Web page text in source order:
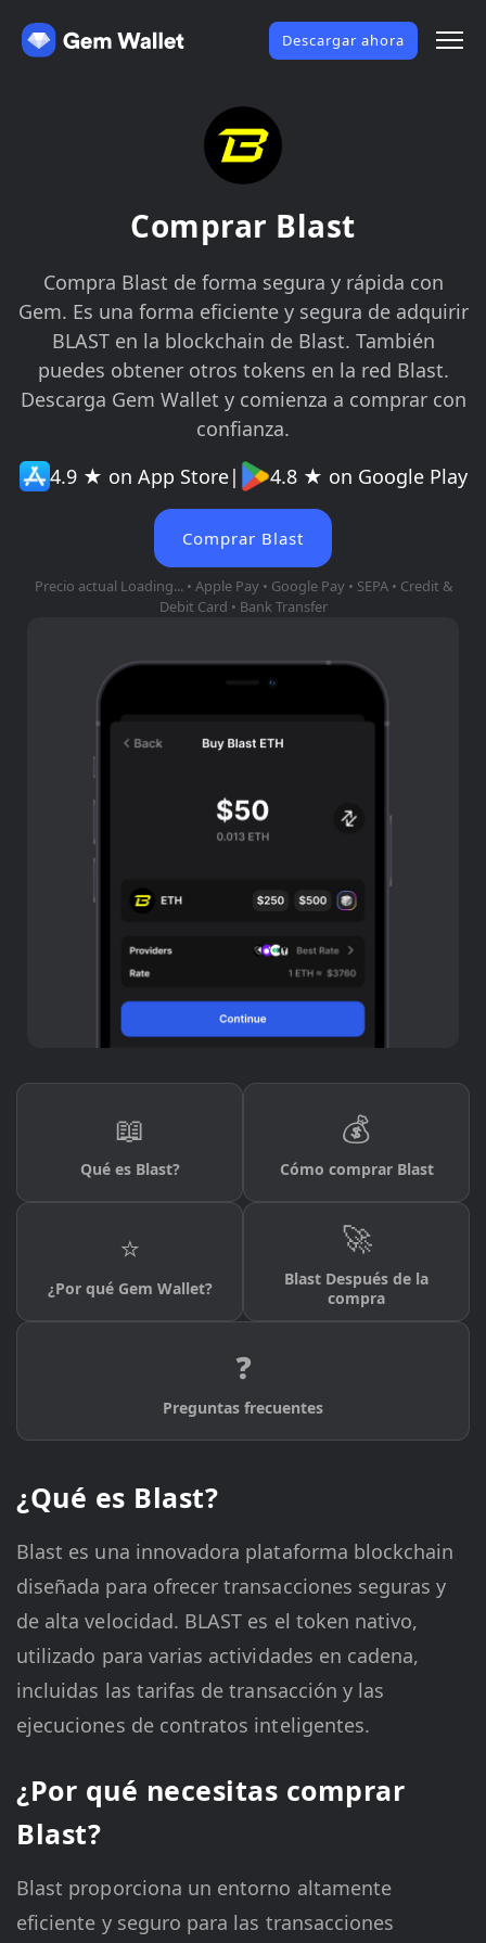
Descargar ahora
Comprar Blast
Compra Blast de forma segura y rápida con
Gem. Es una forma eficiente y segura de adquirir
BLAST en la blockchain de Blast. También
puedes obtener otros tokens en la red Blast.
Descarga Gem Wallet y comienza a comprar con
confianza.
4.9 ★ on App Store| 4.8 ★ on Google Play
Comprar Blast
Precio actual Loading... • Apple Pay • Google Pay • SEPA • Credit &
Debit Card • Bank Transfer
📖
Qué es Blast?
💰
Cómo comprar Blast
⭐
¿Por qué Gem Wallet?
🚀
Blast Después de la
compra
❓
Preguntas frecuentes
¿Qué es Blast?
Blast es una innovadora plataforma blockchain
diseñada para ofrecer transacciones seguras y
de alta velocidad. BLAST es el token nativo,
utilizado para varias actividades en cadena,
incluidas las tarifas de transacción y las
ejecuciones de contratos inteligentes.
¿Por qué necesitas comprar
Blast?
Blast proporciona un entorno altamente
eficiente y seguro para las transacciones